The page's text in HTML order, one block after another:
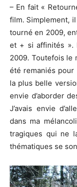
– En fait «
film. Simplement,
tourné en 2009,
et + si affinités ».
2009. Toutefois le
été remaniés pour
la plus belle
envie d’aborder
J’avais envie
dans ma
tragiques qui ne
thématiques se